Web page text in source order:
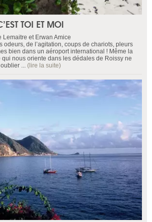
TOI ET MOI
et Erwan Amice
odeurs, de l’agitation, coups de chariots, pleurs
bien dans un aéroport international ! Même la
qui nous oriente dans les dédales de Roissy ne
... (lire la suite)